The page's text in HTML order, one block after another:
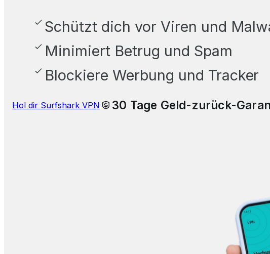
Schützt dich vor Viren und
Minimiert Betrug und Spam
Blockiere Werbung und Tracker
Hol dir Surfshark VPN 30 Tage Geld-zurück-